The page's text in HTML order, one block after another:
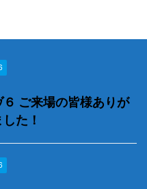
６ ご来場の皆様ありが
た！